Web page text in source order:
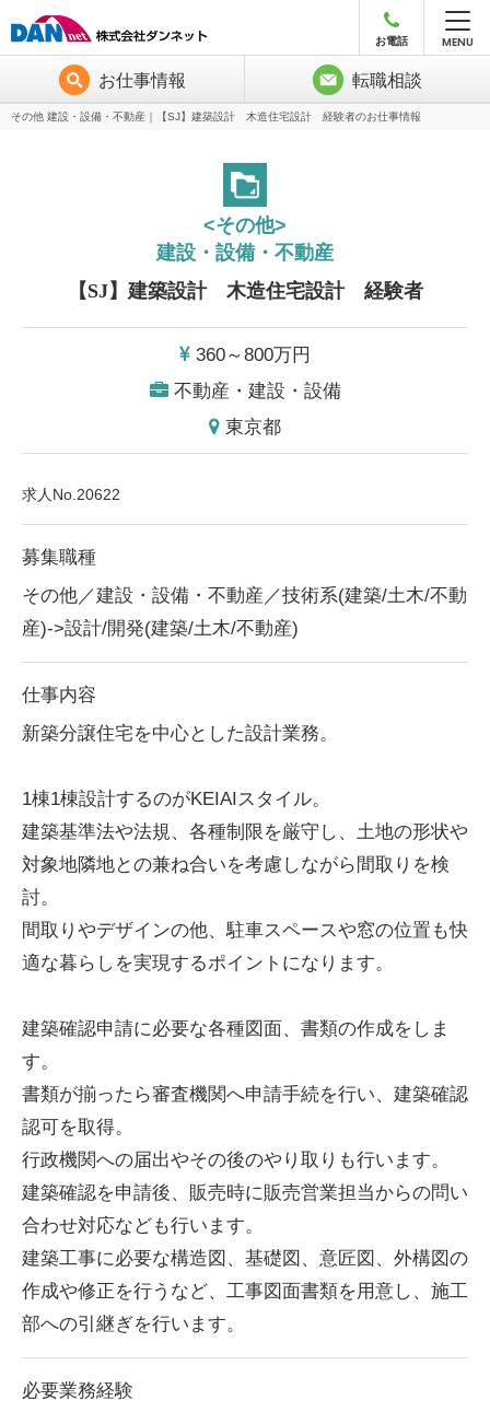
MENU
お仕事情報 転職相談
お電話
その他 建設・設備・不動産｜【SJ】建築設計 木造住宅設計 経験者のお仕事情報
<その他>
建設・設備・不動産
【SJ】建築設計 木造住宅設計 経験者
360～800万円
不動産・建設・設備
東京都
求人No.20622
募集職種
その他／建設・設備・不動産／技術系(建築/土木/不動
産)->設計/開発(建築/土木/不動産)
仕事内容
新築分譲住宅を中心とした設計業務。
1棟1棟設計するのがKEIAIスタイル。
建築基準法や法規、各種制限を厳守し、土地の形状や
対象地隣地との兼ね合いを考慮しながら間取りを検
討。
間取りやデザインの他、駐車スペースや窓の位置も快
適な暮らしを実現するポイントになります。
建築確認申請に必要な各種図面、書類の作成をしま
す。
書類が揃ったら審査機関へ申請手続を行い、建築確認
認可を取得。
行政機関への届出やその後のやり取りも行います。
建築確認を申請後、販売時に販売営業担当からの問い
合わせ対応なども行います。
建築工事に必要な構造図、基礎図、意匠図、外構図の
作成や修正を行うなど、工事図面書類を用意し、施工
部への引継ぎを行います。
必要業務経験